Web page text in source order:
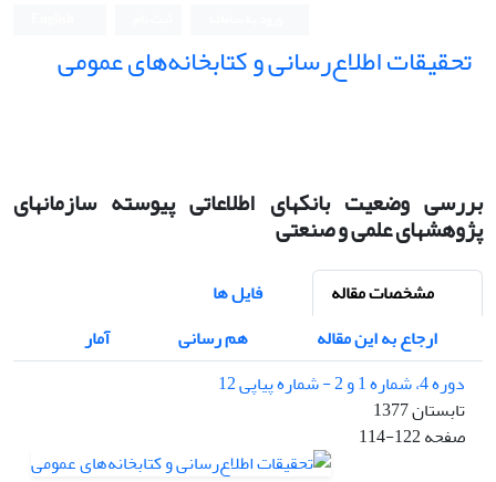
تحقیقات اطلاع‌رسانی و کتابخانه‌های عمومی
بررسی وضعیت بانکهای اطلاعاتی پیوسته سازمانهای
پژوهشهای علمی و صنعتی
مشخصات مقاله
فایل ها
ارجاع به این مقاله
هم رسانی
آمار
دوره 4، شماره 1 و 2 - شماره پیاپی 12
تابستان 1377
صفحه114-122